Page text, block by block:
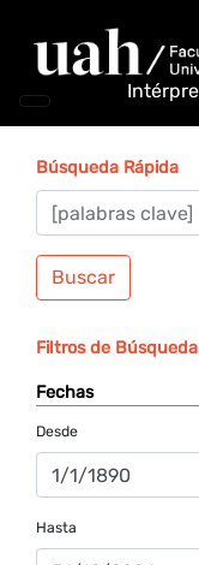
Búsqueda Rápida
Buscar
Filtros de Búsqueda
Fechas
Desde
Hasta